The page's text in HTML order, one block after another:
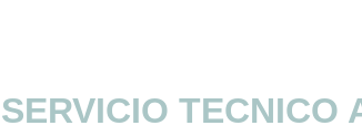
SERVICIO TECNICO